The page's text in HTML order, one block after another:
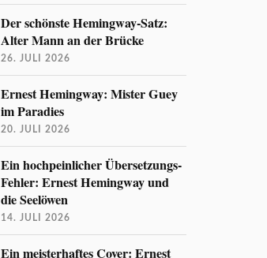
Der schönste Hemingway-Satz:
Alter Mann an der Brücke
26. JULI 2026
Ernest Hemingway: Mister Guey
im Paradies
20. JULI 2026
Ein hochpeinlicher Übersetzungs-
Fehler: Ernest Hemingway und
die Seelöwen
14. JULI 2026
Ein meisterhaftes Cover: Ernest